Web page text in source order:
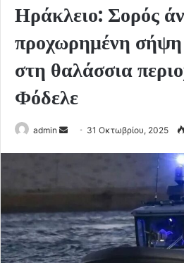
Ηράκλειο: Σορός
προχωρημένη σήψη
στη θαλάσσια
Φόδελε
admin
Send 31 Οκτωβρίου, 2025